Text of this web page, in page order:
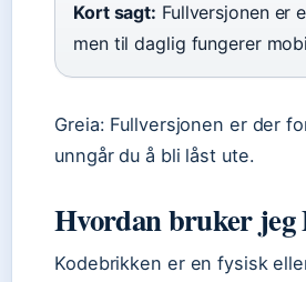
Kort sagt: Fullversjonen er
men til daglig fungerer
Greia: Fullversjonen er der
unngår du å bli låst ute.
Hvordan bruker jeg
Kodebrikken er en fysisk